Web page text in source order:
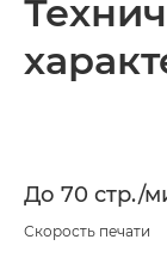
Технические
До 70 стр./
Скорость печати